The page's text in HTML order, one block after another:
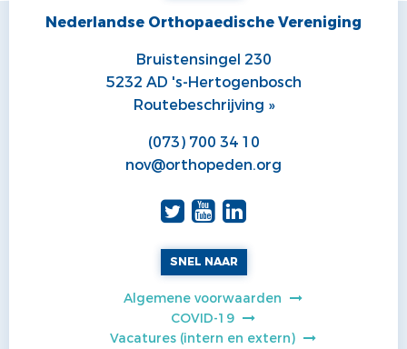
Nederlandse Orthopaedische Vereniging
Bruistensingel 230
5232 AD 's-Hertogenbosch
Routebeschrijving »
(073) 700 34 10
nov@orthopeden.org
SNEL NAAR
Algemene voorwaarden
COVID-19
Vacatures (intern en extern)